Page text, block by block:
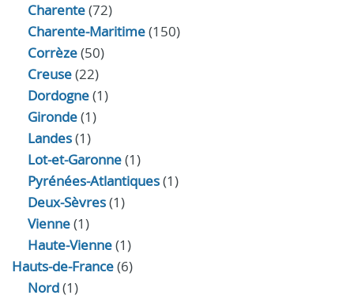
Charente(72)
Charente-Maritime(150)
Corrèze(50)
Creuse(22)
Dordogne(1)
Gironde(1)
Landes(1)
Lot-et-Garonne(1)
Pyrénées-Atlantiques(1)
Deux-Sèvres(1)
Vienne(1)
Haute-Vienne(1)
Hauts-de-France(6)
Nord(1)